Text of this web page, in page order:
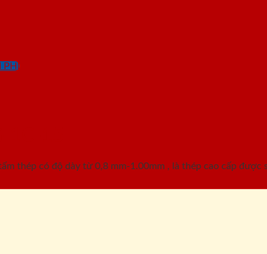
PHÍ
1C-15
thép có độ dày từ 0,8 mm-1.00mm , là thép cao cấp